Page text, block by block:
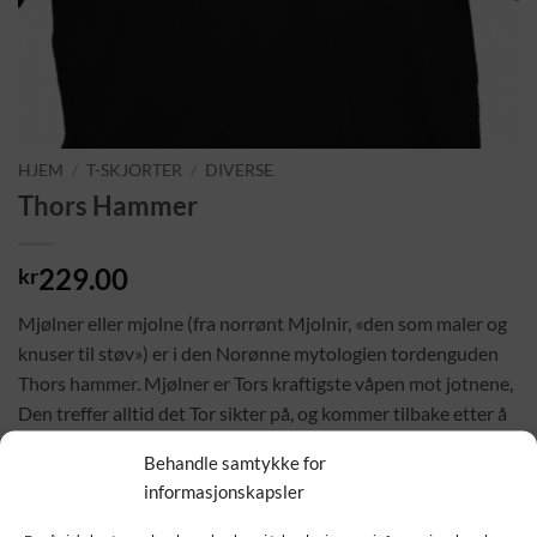
Behandle samtykke for
informasjonskapsler
HJEM T-SKJORTER DIVERSE
Thors Hammer
kr229.00
Mjølner eller mjolne (fra norrønt Mjolnir, «den som maler og
knuser til støv») er i den Norønne mytologien tordenguden
Thors hammer. Mjølner er Tors kraftigste våpen mot jotnene,
Den treffer alltid det Tor sikter på, og kommer tilbake etter å
Brokk, og var en gave fra Loke.